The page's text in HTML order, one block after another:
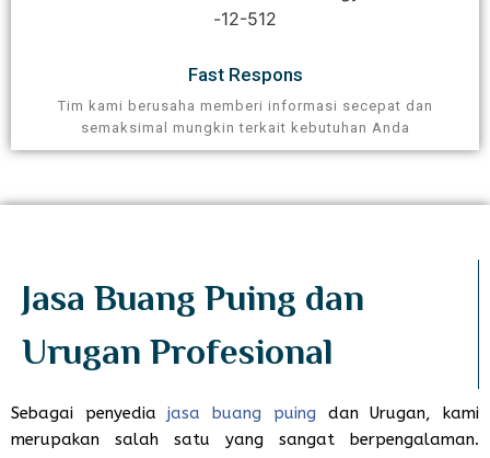
Fast Respons
Tim kami berusaha memberi informasi secepat dan
semaksimal mungkin terkait kebutuhan Anda
Jasa Buang Puing dan
Urugan Profesional​
Sebagai penyediajasa buang puing dan Urugan, kami
merupakan salah satu yang sangat berpengalaman.